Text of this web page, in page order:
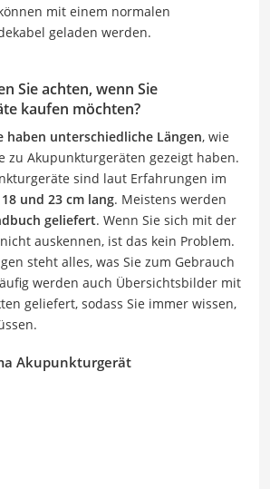
mit einem normalen
geladen werden.
Sie achten, wenn Sie
kaufen möchten?
unterschiedliche Längen, wie
zu Akupunkturgeräten gezeigt haben.
sind laut Erfahrungen im
18 und 23 cm lang. Meistens werden
geliefert. Wenn Sie sich mit der
auskennen, ist das kein Problem.
steht alles, was Sie zum Gebrauch
werden auch Übersichtsbilder mit
geliefert, sodass Sie immer wissen,
Akupunkturgerät